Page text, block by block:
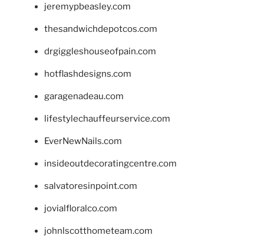
jeremypbeasley.com
thesandwichdepotcos.com
drgiggleshouseofpain.com
hotflashdesigns.com
garagenadeau.com
lifestylechauffeurservice.com
EverNewNails.com
insideoutdecoratingcentre.com
salvatoresinpoint.com
jovialfloralco.com
johnlscotthometeam.com